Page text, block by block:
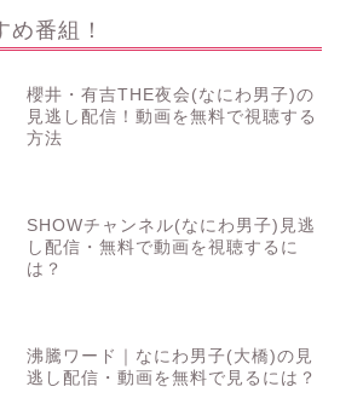
め番組！
櫻井・有吉THE夜会(なにわ男子)の
見逃し配信！動画を無料で視聴する
方法
SHOWチャンネル(なにわ男子)見逃
し配信・無料で動画を視聴するに
は？
沸騰ワード｜なにわ男子(大橋)の見
逃し配信・動画を無料で見るには？